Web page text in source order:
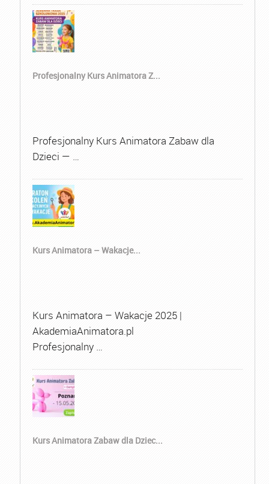
Profesjonalny Kurs Animatora Z...
Profesjonalny Kurs Animatora Zabaw dla
Dzieci — …
Kurs Animatora – Wakacje...
Kurs Animatora – Wakacje 2025 |
AkademiaAnimatora.pl
Profesjonalny …
Kurs Animatora Zabaw dla Dziec...